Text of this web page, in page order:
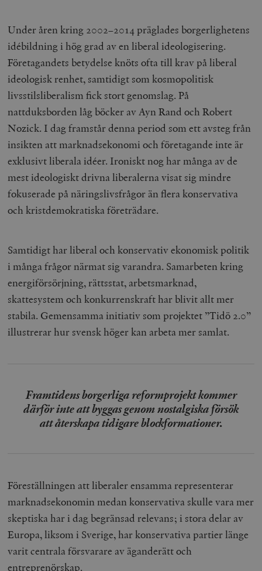
Under åren kring 2002–2014 präglades borgerlighetens
idébildning i hög grad av en liberal ideologisering.
Företagandets betydelse knöts ofta till krav på liberal
ideologisk renhet, samtidigt som kosmopolitisk
livsstilsliberalism fick stort genomslag. På
nattduksborden låg böcker av Ayn Rand och Robert
Nozick. I dag framstår denna period som ett avsteg från
insikten att marknadsekonomi och företagande inte är
exklusivt liberala idéer. Ironiskt nog har många av de
mest ideologiskt drivna liberalerna visat sig mindre
fokuserade på näringslivsfrågor än flera konservativa
och kristdemokratiska företrädare.
Samtidigt har liberal och konservativ ekonomisk politik
i många frågor närmat sig varandra. Samarbeten kring
energiförsörjning, rättsstat, arbetsmarknad,
skattesystem och konkurrenskraft har blivit allt mer
stabila. Gemensamma initiativ som projektet ”Tidö 2.0”
illustrerar hur svensk höger kan arbeta mer samlat.
Framtidens borgerliga reformprojekt kommer
därför inte att byggas genom nostalgiska försök
att återskapa tidigare blockformationer.
Föreställningen att liberaler ensamma representerar
marknadsekonomin medan konservativa skulle vara mer
skeptiska har i dag begränsad relevans; i stora delar av
Europa, liksom i Sverige, har konservativa partier länge
varit centrala försvarare av äganderätt och
entreprenörskap.